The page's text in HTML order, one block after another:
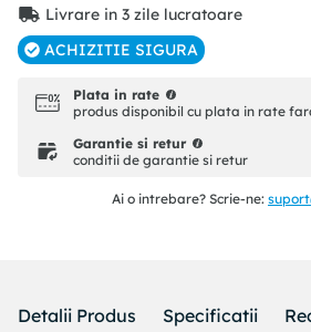
Livrare in 3 zile lucratoare
ACHIZITIE SIGURA
Plata in rate
produs disponibil cu plata in rate
Garantie si retur
conditii de garantie si retur
Ai o intrebare? Scrie-ne:
Detalii Produs Specificatii